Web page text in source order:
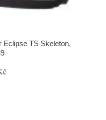
Eclipse TS Skeleton,